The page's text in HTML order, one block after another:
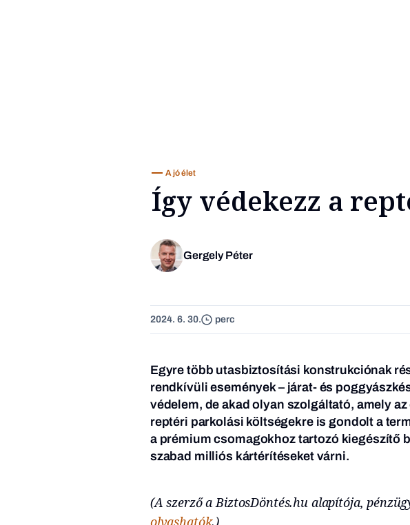
A jó élet
Így védekezz a
Gergely Péter
2024. 6. 30. perc
Egyre több utasbiztosítási konstrukciónak
rendkívüli események – járat- és
védelem, de akad olyan szolgáltató, amely
reptéri parkolási költségekre is gondolt a
a prémium csomagokhoz tartozó kiegészítő
szabad milliós kártérítéseket várni.
(A szerző a BiztosDöntés.hu alapítója,
olvashatók.)